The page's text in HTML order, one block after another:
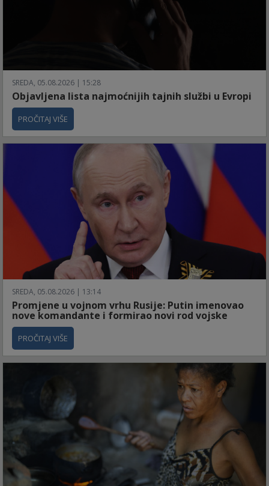
SREDA, 05.08.2026 | 15:28
Objavljena lista najmoćnijih tajnih službi u Evropi
PROČITAJ VIŠE
SREDA, 05.08.2026 | 13:14
Promjene u vojnom vrhu Rusije: Putin imenovao
nove komandante i formirao novi rod vojske
PROČITAJ VIŠE